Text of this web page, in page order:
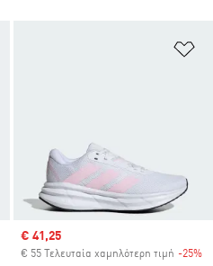
Προσθήκη στη Λίστα Επιθυμιών
Discount
Sale price
€ 41,25
€ 55 Τελευταία χαμηλότερη τιμή -25%